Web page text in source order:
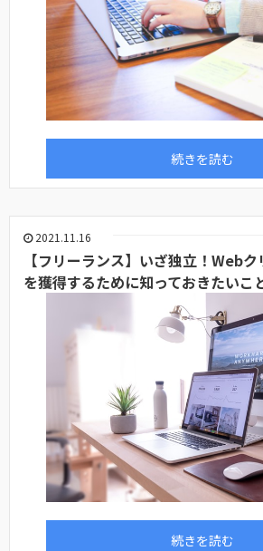
続きを読む
2021.11.16
【フリーランス】いざ独立！Web
を獲得するために知っておきたいこ
続きを読む